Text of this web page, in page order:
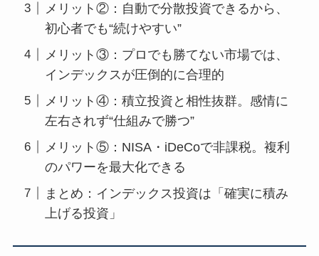
メリット②：自動で分散投資できるから、
初心者でも“続けやすい”
メリット③：プロでも勝てない市場では、
インデックスが圧倒的に合理的
メリット④：積立投資と相性抜群。感情に
左右されず“仕組みで勝つ”
メリット⑤：NISA・iDeCoで非課税。複利
のパワーを最大化できる
まとめ：インデックス投資は「確実に積み
上げる投資」